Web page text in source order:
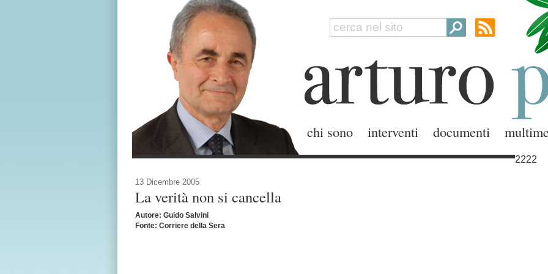
chi sono interventi documenti
2222
13 Dicembre 2005
La verità non si cancella
Autore: Guido Salvini
Fonte: Corriere della Sera